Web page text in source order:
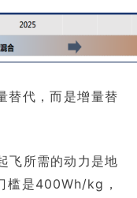
替代，而是增量替
飞所需的动力是地
槛是400Wh/kg，